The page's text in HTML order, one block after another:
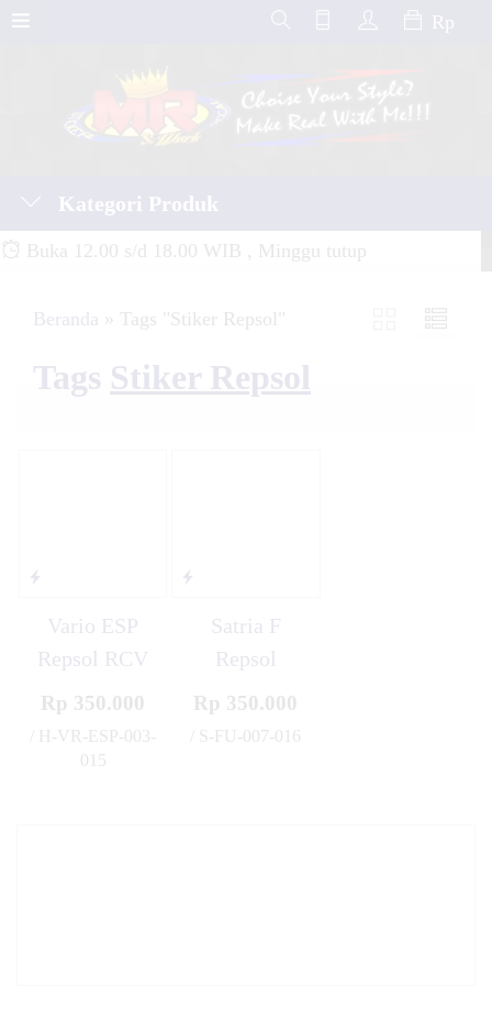
Rp
Kategori Produk
Buka 12.00 s/d 18.00 WIB , Minggu tutup
Beranda » Tags "Stiker Repsol"
Tags Stiker Repsol
Vario ESP
Repsol RCV
Rp 350.000
/ H-VR-ESP-003-
015
Satria F
Repsol
Rp 350.000
/ S-FU-007-016